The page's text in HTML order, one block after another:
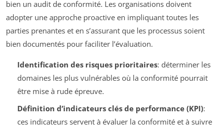
bien un audit de conformité. Les organisations doivent
adopter une approche proactive en impliquant toutes les
parties prenantes et en s’assurant que les processus soient
bien documentés pour faciliter l’évaluation.
Identification des risques prioritaires: déterminer les
domaines les plus vulnérables où la conformité pourrait
être mise à rude épreuve.
Définition d’indicateurs clés de performance (KPI):
ces indicateurs servent à évaluer la conformité et à suivre